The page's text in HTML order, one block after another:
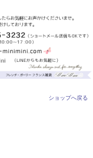
ショップへ戻る